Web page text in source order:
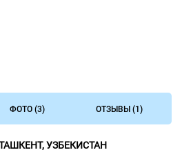
ФОТО (3) ОТЗЫВЫ (1)
ТАШКЕНТ, УЗБЕКИСТАН